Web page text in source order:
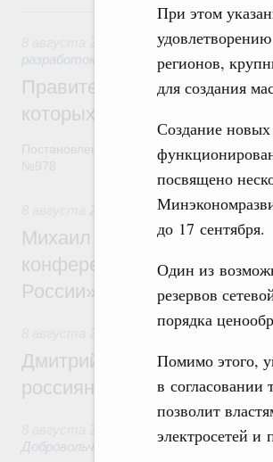
При этом
регионов,
для создания
Создание
посвящено
до 17 сентября.
Один из
резервов
порядка
Помимо этого,
в согласовании
позволит
электросетей и
8
Государственная
разработок
Правительство
которых освобождаются
Постановление от 5 августа 2026 года
Отрасль
Михаил Мишустин дал
конференции «Цифровая
России»
Спорт высших
Дмитрий Чернышенко и
россиян с Днём
Социальные
Добровольчество и волонтёрство.